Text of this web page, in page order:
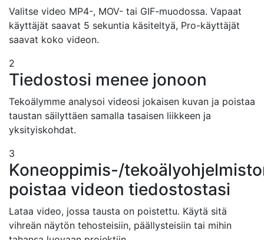
Valitse video MP4-, MOV- tai GIF-muodossa. Vapaat
käyttäjät saavat 5 sekuntia käsiteltyä, Pro-käyttäjät
saavat koko videon.
2
Tiedostosi menee jonoon
Tekoälymme analysoi videosi jokaisen kuvan ja poistaa
taustan säilyttäen samalla tasaisen liikkeen ja
yksityiskohdat.
3
Koneoppimis-/
poistaa videon tiedostostasi
Lataa video, jossa tausta on poistettu. Käytä sitä
vihreän näytön tehosteisiin, päällysteisiin tai mihin